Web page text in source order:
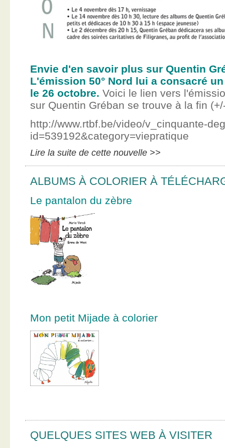
Envie d'en savoir plus sur Quentin
L'émission 50° Nord lui a consacré
le 26 octobre. Voici le lien vers
sur Quentin Gréban se trouve à la fin
http://www.rtbf.be/video/v_cinquante-
id=539192&category=viepratique
Lire la suite de cette nouvelle >>
ALBUMS À COLORIER À
Le pantalon du zèbre
Mon petit Mijade à colorier
QUELQUES SITES WEB À VISITER